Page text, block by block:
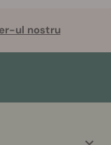
ul nostru